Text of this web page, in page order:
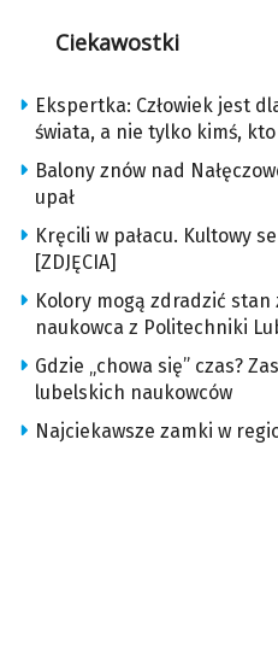
Ciekawostki
Ekspertka: Człowiek jest
świata, a nie tylko kimś,
Balony znów nad
upał
Kręcili w pałacu. Kultowy
[ZDJĘCIA]
Kolory mogą zdradzić stan
naukowca z Politechniki
Gdzie „chowa się” czas?
lubelskich naukowców
Najciekawsze zamki w